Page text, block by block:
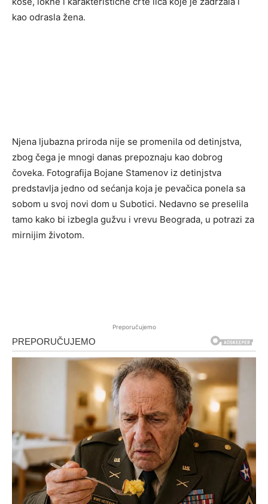
kao odrasla žena.
Njena ljubazna priroda nije se promenila od detinjstva,
zbog čega je mnogi danas prepoznaju kao dobrog
čoveka. Fotografija Bojane Stamenov iz detinjstva
predstavlja jedno od sećanja koja je pevačica ponela sa
sobom u svoj novi dom u Subotici. Nedavno se preselila
tamo kako bi izbegla gužvu i vrevu Beograda, u potrazi za
mirnijim životom.
Preporučujemo